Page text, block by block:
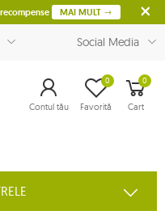
MAI MULT
Social Media
Contul tău Favorită
0 0
Cart